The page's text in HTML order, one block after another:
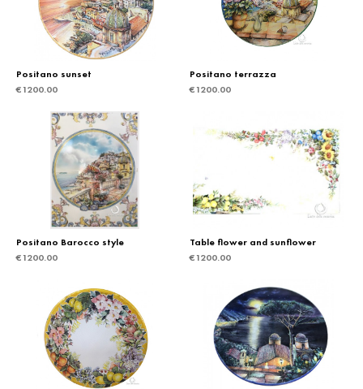
Positano sunset
€1200.00
Positano terrazza
€1200.00
Positano Barocco style
€1200.00
Table flower and sunflower
€1200.00